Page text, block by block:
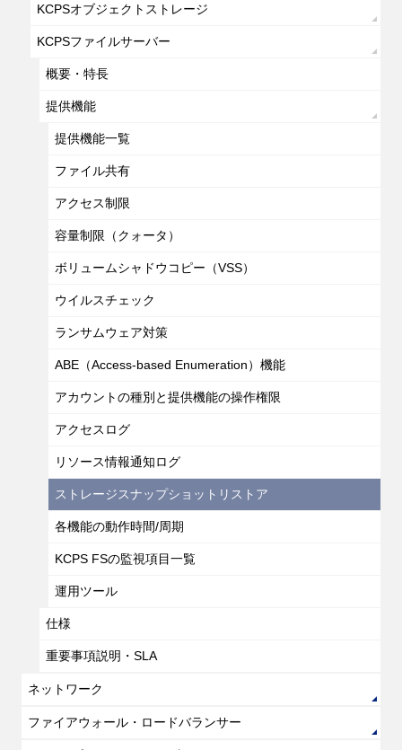
KCPSオブジェクトストレージ
KCPSファイルサーバー
概要・特長
提供機能
提供機能一覧
ファイル共有
アクセス制限
容量制限（クォータ）
ボリュームシャドウコピー（VSS）
ウイルスチェック
ランサムウェア対策
ABE（Access-based Enumeration）機能
アカウントの種別と提供機能の操作権限
アクセスログ
リソース情報通知ログ
ストレージスナップショットリストア
各機能の動作時間/周期
KCPS FSの監視項目一覧
運用ツール
仕様
重要事項説明・SLA
ネットワーク
ファイアウォール・ロードバランサー